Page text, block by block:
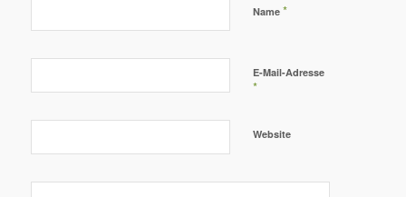
Name *
E-Mail-Adresse
*
Website